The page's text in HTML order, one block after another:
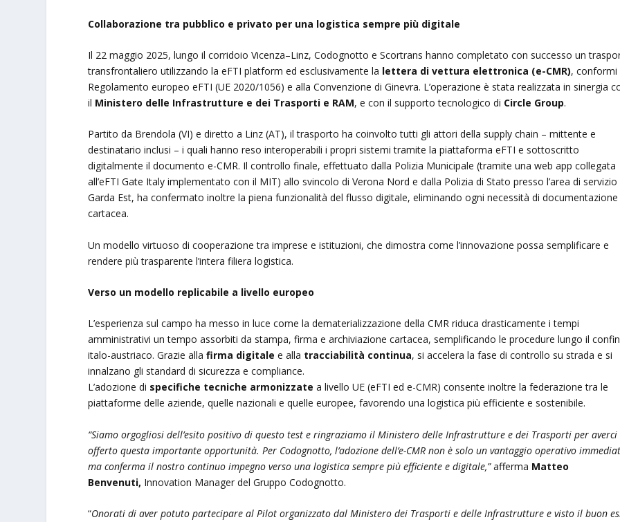
Collaborazione tra pubblico e privato per una logistica sempre più digitale
Il 22 maggio 2025, lungo il corridoio Vicenza–Linz, Codognotto e Scortrans hanno completato con successo un
transfrontaliero utilizzando la eFTI platform ed esclusivamente la lettera di vettura elettronica (e-CMR), conformi
Regolamento europeo eFTI (UE 2020/1056) e alla Convenzione di Ginevra. L’operazione è stata realizzata in sinergia
il Ministero delle Infrastrutture e dei Trasporti e RAM, e con il supporto tecnologico di Circle Group.
Partito da Brendola (VI) e diretto a Linz (AT), il trasporto ha coinvolto tutti gli attori della supply chain – mittente e
destinatario inclusi – i quali hanno reso interoperabili i propri sistemi tramite la piattaforma eFTI e sottoscritto
digitalmente il documento e-CMR. Il controllo finale, effettuato dalla Polizia Municipale (tramite una web app collegata
all’eFTI Gate Italy implementato con il MIT) allo svincolo di Verona Nord e dalla Polizia di Stato presso l’area di servizio
Garda Est, ha confermato inoltre la piena funzionalità del flusso digitale, eliminando ogni necessità di documentazione
cartacea.
Un modello virtuoso di cooperazione tra imprese e istituzioni, che dimostra come l’innovazione possa semplificare e
rendere più trasparente l’intera filiera logistica.
Verso un modello replicabile a livello europeo
L’esperienza sul campo ha messo in luce come la dematerializzazione della CMR riduca drasticamente i tempi
amministrativi un tempo assorbiti da stampa, firma e archiviazione cartacea, semplificando le procedure lungo il
italo-austriaco. Grazie allafirma digitale e alla tracciabilità continua, si accelera la fase di controllo su strada e si
innalzano gli standard di sicurezza e compliance.
L’adozione di specifiche tecniche armonizzate a livello UE (eFTI ed e-CMR) consente inoltre la federazione tra le
piattaforme delle aziende, quelle nazionali e quelle europee, favorendo una logistica più efficiente e sostenibile.
“Siamo orgogliosi dell’esito positivo di questo test e ringraziamo il Ministero delle Infrastrutture e dei Trasporti per averci
offerto questa importante opportunità. Per Codognotto, l’adozione dell’e-CMR non è solo un vantaggio operativo
ma conferma il nostro continuo impegno verso una logistica sempre più efficiente e digitale,”afferma Matteo
Benvenuti, Innovation Manager del Gruppo Codognotto.
“Onorati di aver potuto partecipare al Pilot organizzato dal Ministero dei Trasporti e delle Infrastrutture e visto il buon